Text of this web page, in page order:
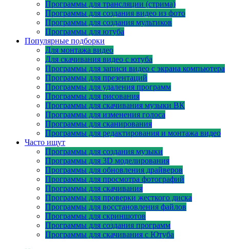
Программы для трансляции (стрима)
Программы для создания видео из фото
Программы для создания мультиков
Программы для ютуба
Популярные подборки
Для монтажа видео
Для скачивания видео с ютуба
Программы для записи видео с экрана компьютера
Программы для презентаций
Программы для удаления программ
Программы для рисования
Программы для скачивания музыки ВК
Программы для изменения голоса
Программы для сканирования
Программы для редактирования и монтажа видео
Часто ищут
Программы для создания музыки
Программы для 3D моделирования
Программы для обновления драйверов
Программы для просмотра фотографий
Программы для скачивания
Программы для проверки жесткого диска
Программы для восстановления файлов
Программы для скриншотов
Программы для создания программ
Программы для скачивания с Ютуба